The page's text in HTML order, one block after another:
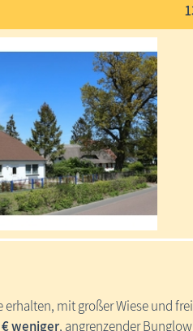
mit großer Wiese und
weniger, angrenzender